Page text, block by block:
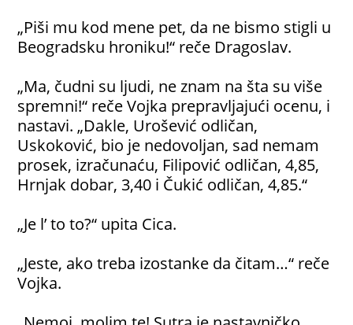
„Piši mu kod mene pet, da ne bismo stigli u
Beogradsku hroniku!“ reče Dragoslav.
„Ma, čudni su ljudi, ne znam na šta su više
spremni!“ reče Vojka prepravljajući ocenu, i
nastavi. „Dakle, Urošević odličan,
Uskoković, bio je nedovoljan, sad nemam
prosek, izračunaću, Filipović odličan, 4,85,
Hrnjak dobar, 3,40 i Čukić odličan, 4,85.“
„Je l’ to to?“ upita Cica.
„Jeste, ako treba izostanke da čitam…“ reče
Vojka.